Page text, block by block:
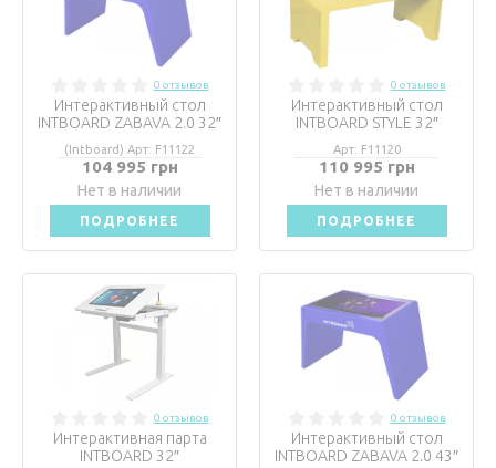
0 отзывов
Интерактивный стол
INTBOARD ZABAVA 2.0 32″
(Intboard) Арт: F11122
104 995 грн
Нет в наличии
ПОДРОБНЕЕ
0 отзывов
Интерактивный стол
INTBOARD STYLE 32″
Арт: F11120
110 995 грн
Нет в наличии
ПОДРОБНЕЕ
0 отзывов
Интерактивная парта
INTBOARD 32″
0 отзывов
Интерактивный стол
INTBOARD ZABAVA 2.0 43″